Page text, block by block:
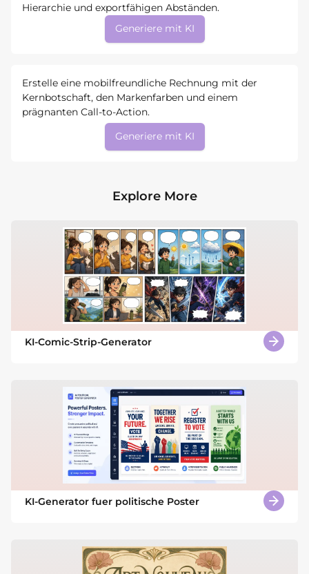
Hierarchie und exportfähigen Abständen.
Generiere mit KI
Erstelle eine mobilfreundliche Rechnung mit der
Kernbotschaft, den Markenfarben und einem
prägnanten Call-to-Action.
Generiere mit KI
Explore More
KI-Comic-Strip-Generator
KI-Generator fuer politische Poster